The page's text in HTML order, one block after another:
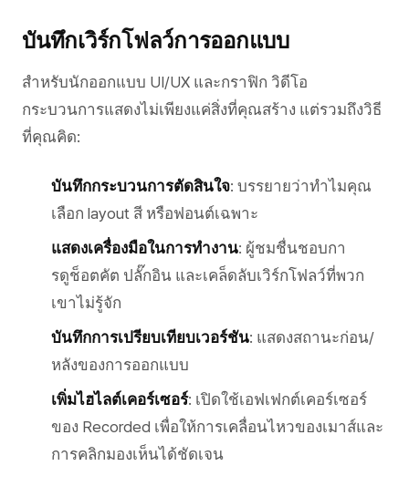
บันทึกเวิร์กโฟลว์การออกแบบ
สำหรับนักออกแบบ UI/UX และกราฟิก วิดีโอ
กระบวนการแสดงไม่เพียงแค่สิ่งที่คุณสร้าง แต่รวมถึงวิธี
ที่คุณคิด:
บันทึกกระบวนการตัดสินใจ: บรรยายว่าทำไมคุณ
เลือก layout สี หรือฟอนต์เฉพาะ
แสดงเครื่องมือในการทำงาน: ผู้ชมชื่นชอบกา
รดูช็อตคัต ปลั๊กอิน และเคล็ดลับเวิร์กโฟลว์ที่พวก
เขาไม่รู้จัก
บันทึกการเปรียบเทียบเวอร์ชัน: แสดงสถานะก่อน/
หลังของการออกแบบ
เพิ่มไฮไลต์เคอร์เซอร์: เปิดใช้เอฟเฟกต์เคอร์เซอร์
ของ Recorded เพื่อให้การเคลื่อนไหวของเมาส์และ
การคลิกมองเห็นได้ชัดเจน